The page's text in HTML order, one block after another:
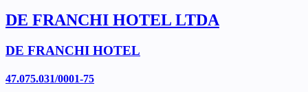
DE FRANCHI HOTEL LTDA
DE FRANCHI HOTEL
47.075.031/0001-75